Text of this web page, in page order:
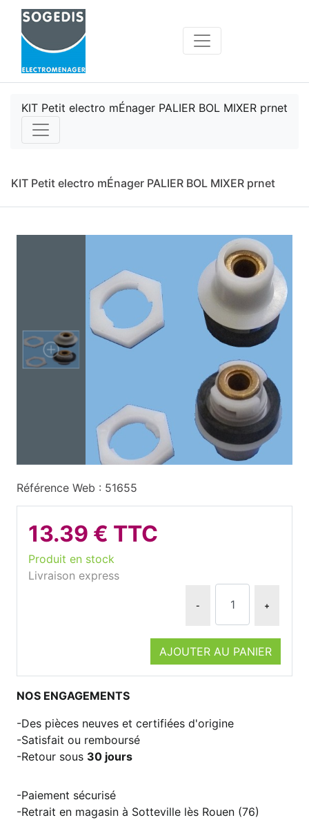
KIT Petit electro mÉnager PALIER BOL MIXER prnet
KIT Petit electro mÉnager PALIER BOL MIXER prnet
Référence Web : 51655
13.39 € TTC
Produit en stock
Livraison express
- +
AJOUTER AU PANIER
NOS ENGAGEMENTS
Des pièces neuves et certifiées d'origine
Satisfait ou remboursé
Retour sous 30 jours
Paiement sécurisé
Retrait en magasin à Sotteville lès Rouen (76)